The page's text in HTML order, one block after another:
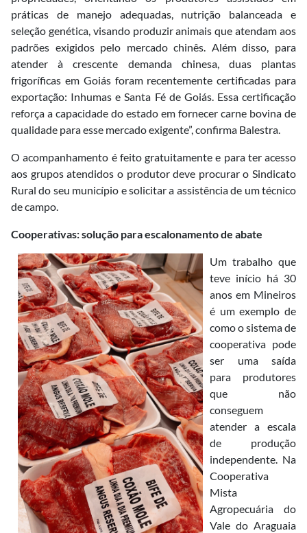
práticas de manejo adequadas, nutrição balanceada e
seleção genética, visando produzir animais que atendam aos
padrões exigidos pelo mercado chinês. Além disso, para
atender à crescente demanda chinesa, duas plantas
frigoríficas em Goiás foram recentemente certificadas para
exportação: Inhumas e Santa Fé de Goiás. Essa certificação
reforça a capacidade do estado em fornecer carne bovina de
qualidade para esse mercado exigente”, confirma Balestra.
O acompanhamento é feito gratuitamente e para ter acesso
aos grupos atendidos o produtor deve procurar o Sindicato
Rural do seu município e solicitar a assistência de um técnico
de campo.
Cooperativas: solução para escalonamento de abate
Um trabalho que
teve início há 30
anos em Mineiros
é um exemplo de
como o sistema de
cooperativa pode
ser uma saída
para produtores
que não
conseguem
atender a escala
de produção
independente. Na
Cooperativa
Mista
Agropecuária do
Vale do Araguaia